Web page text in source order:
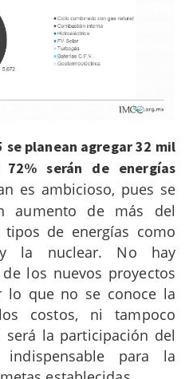
se planean agregar 32 mil
72% serán de energías
es ambicioso, pues se
aumento de más del
tipos de energías como
la nuclear. No hay
los nuevos proyectos
lo que no se conoce la
costos, ni tampoco
será la participación del
indispensable para la